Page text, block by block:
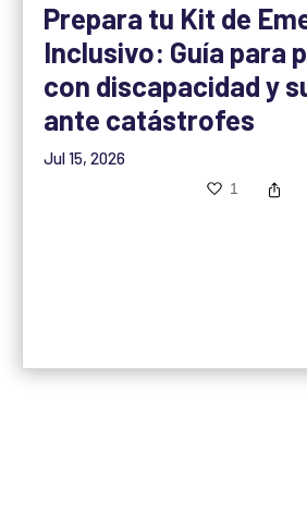
Prepara tu Kit de
Inclusivo: Guía para
con discapacidad y
ante catástrofes
Jul 15, 2026
1